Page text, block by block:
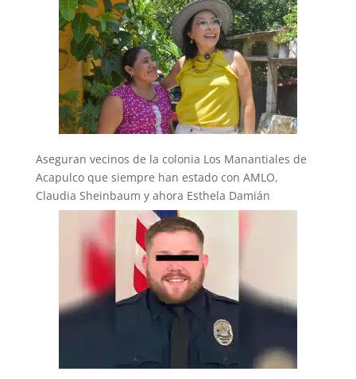
Aseguran vecinos de la colonia Los Manantiales de
Acapulco que siempre han estado con AMLO,
Claudia Sheinbaum y ahora Esthela Damián